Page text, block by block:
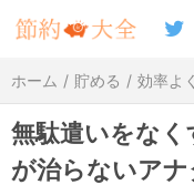
ホーム 貯める 効率よ
無駄遣いをな
が治らないア